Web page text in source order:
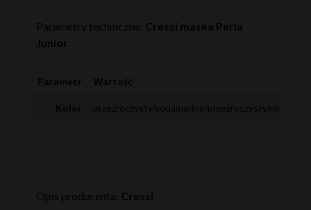
Parametry techniczne: Cressi maska Perla
Junior
Parametr Wartość
Kolor przeźroczysty/aquamarine/przeźroczysty/
Opis producenta: Cressi